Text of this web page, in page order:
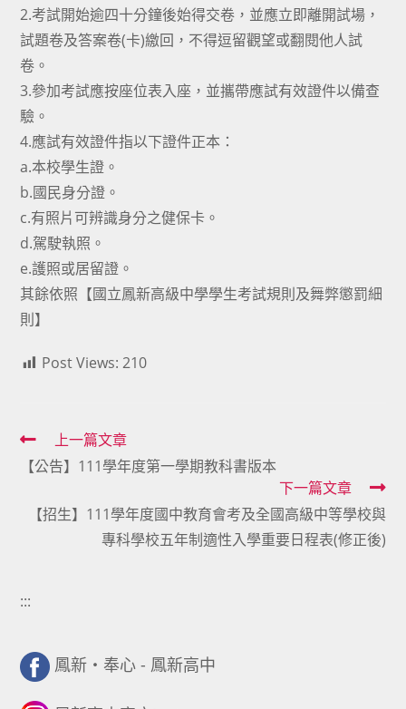
2.考試開始逾四十分鐘後始得交卷，並應立即離開試場，
試題卷及答案卷(卡)繳回，不得逗留觀望或翻閱他人試
卷。
3.參加考試應按座位表入座，並攜帶應試有效證件以備查
驗。
4.應試有效證件指以下證件正本：
a.本校學生證。
b.國民身分證。
c.有照片可辨識身分之健保卡。
d.駕駛執照。
e.護照或居留證。
其餘依照【國立鳳新高級中學學生考試規則及舞弊懲罰細
則】
Post Views: 210
Read
more
articles
上一篇文章
【公告】111學年度第一學期教科書版本
下一篇文章
【招生】111學年度國中教育會考及全國高級中等學校與
專科學校五年制適性入學重要日程表(修正後)
:::
鳳新・奉心 - 鳳新高中